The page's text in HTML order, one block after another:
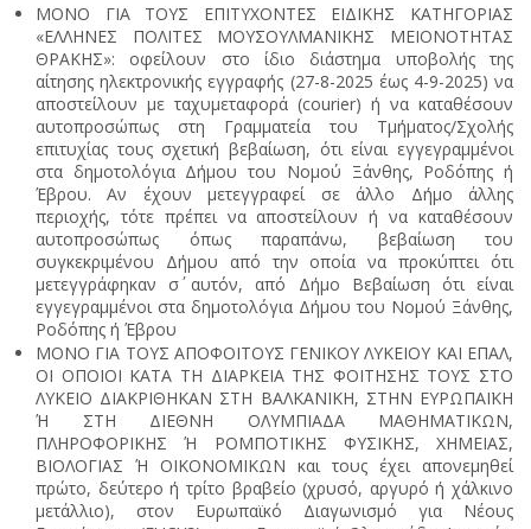
ΜΟΝΟ ΓΙΑ ΤΟΥΣ ΕΠΙΤΥΧΟΝΤΕΣ ΕΙΔΙΚΗΣ ΚΑΤΗΓΟΡΙΑΣ
«ΕΛΛΗΝΕΣ ΠΟΛΙΤΕΣ ΜΟΥΣΟΥΛΜΑΝΙΚΗΣ ΜΕΙΟΝΟΤΗΤΑΣ
ΘΡΑΚΗΣ»: οφείλουν στο ίδιο διάστημα υποβολής της
αίτησης ηλεκτρονικής εγγραφής (27-8-2025 έως 4-9-2025) να
αποστείλουν με ταχυμεταφορά (courier) ή να καταθέσουν
αυτοπροσώπως στη Γραμματεία του Τμήματος/Σχολής
επιτυχίας τους σχετική βεβαίωση, ότι είναι εγγεγραμμένοι
στα δημοτολόγια Δήμου του Νομού Ξάνθης, Ροδόπης ή
Έβρου. Αν έχουν μετεγγραφεί σε άλλο Δήμο άλλης
περιοχής, τότε πρέπει να αποστείλουν ή να καταθέσουν
αυτοπροσώπως όπως παραπάνω, βεβαίωση του
συγκεκριμένου Δήμου από την οποία να προκύπτει ότι
μετεγγράφηκαν σ΄ αυτόν, από Δήμο Βεβαίωση ότι είναι
εγγεγραμμένοι στα δημοτολόγια Δήμου του Νομού Ξάνθης,
Ροδόπης ή Έβρου
ΜΟΝΟ ΓΙΑ ΤΟΥΣ ΑΠΟΦΟΙΤΟΥΣ ΓΕΝΙΚΟΥ ΛΥΚΕΙΟΥ ΚΑΙ ΕΠΑΛ,
ΟΙ ΟΠΟΙΟΙ ΚΑΤΑ ΤΗ ΔΙΑΡΚΕΙΑ ΤΗΣ ΦΟΙΤΗΣΗΣ ΤΟΥΣ ΣΤΟ
ΛΥΚΕΙΟ ΔΙΑΚΡΙΘΗΚΑΝ ΣΤΗ ΒΑΛΚΑΝΙΚΗ, ΣΤΗΝ ΕΥΡΩΠΑΪΚΗ
Ή ΣΤΗ ΔΙΕΘΝΗ ΟΛΥΜΠΙΑΔΑ ΜΑΘΗΜΑΤΙΚΩΝ,
ΠΛΗΡΟΦΟΡΙΚΗΣ Ή ΡΟΜΠΟΤΙΚΗΣ ΦΥΣΙΚΗΣ, ΧΗΜΕΙΑΣ,
ΒΙΟΛΟΓΙΑΣ Ή ΟΙΚΟΝΟΜΙΚΩΝ και τους έχει απονεμηθεί
πρώτο, δεύτερο ή τρίτο βραβείο (χρυσό, αργυρό ή χάλκινο
μετάλλιο), στον Ευρωπαϊκό Διαγωνισμό για Νέους